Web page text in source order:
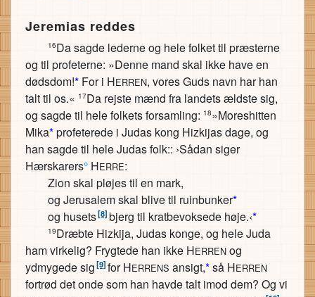
Jeremias reddes
16Da sagde lederne og hele folket til præsterne
og til profeterne: »Denne mand skal ikke have en
dødsdom!* For i HERREN, vores Guds navn har han
talt til os.« 17Da rejste mænd fra landets ældste sig,
og sagde til hele folkets forsamling: 18»Moreshitten
Mika*profeterede i Judas kong Hizkijas dage, og
han sagde til hele Judas folk:: ›Sådan siger
Hærskarers° HERRE:
Zion skal pløjes til en mark,
og Jerusalem skal blive til ruinbunker*
og husets[8]bjerg til kratbevoksede høje.‹*
19Dræbte Hizkija, Judas konge, og hele Juda
ham virkelig? Frygtede han ikke HERREN og
ydmygede sig[9]for HERRENS ansigt,*så HERREN
fortrød det onde som han havde talt imod dem? Og vi